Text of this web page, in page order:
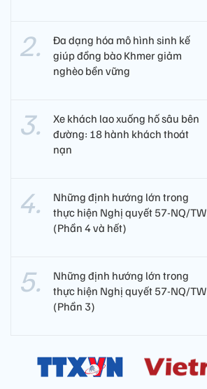
Đa dạng hóa mô hình sinh kế
giúp đồng bào Khmer giảm
nghèo bền vững
Xe khách lao xuống hố sâu bên
đường: 18 hành khách thoát
nạn
Những định hướng lớn trong
thực hiện Nghị quyết 57-NQ/TW
(Phần 4 và hết)
Những định hướng lớn trong
thực hiện Nghị quyết 57-NQ/TW
(Phần 3)